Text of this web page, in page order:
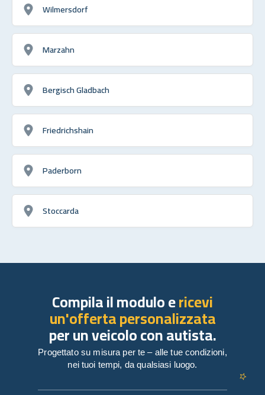
Wilmersdorf
Marzahn
Bergisch Gladbach
Friedrichshain
Paderborn
Stoccarda
Compila il modulo ericevi
un'offerta personalizzata
per un veicolo con autista.
Progettato su misura per te – alle tue condizioni,
nei tuoi tempi, da qualsiasi luogo.